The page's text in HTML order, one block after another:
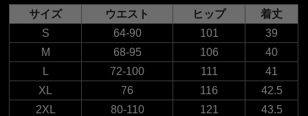
サイズ ウエスト ヒップ
着丈
S
64-90 101
39
M
68-95 106
40
L
72-100 111
41
XL
76 116
42.5
2XL
80-110 121
43.5